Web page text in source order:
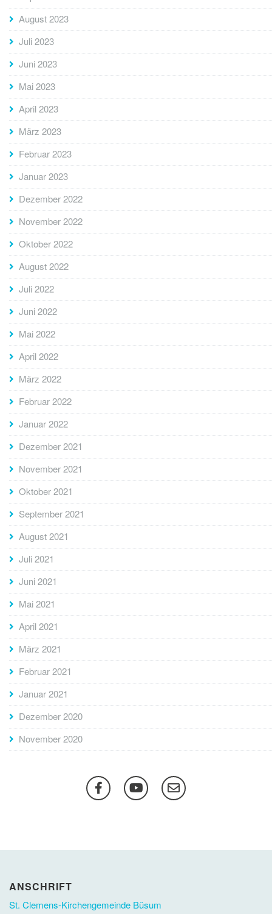
August 2023
Juli 2023
Juni 2023
Mai 2023
April 2023
März 2023
Februar 2023
Januar 2023
Dezember 2022
November 2022
Oktober 2022
August 2022
Juli 2022
Juni 2022
Mai 2022
April 2022
März 2022
Februar 2022
Januar 2022
Dezember 2021
November 2021
Oktober 2021
September 2021
August 2021
Juli 2021
Juni 2021
Mai 2021
April 2021
März 2021
Februar 2021
Januar 2021
Dezember 2020
November 2020
ANSCHRIFT
St. Clemens-Kirchengemeinde Büsum